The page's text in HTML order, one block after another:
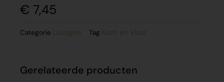
€ 7,45
Categorie Lasagne Tag Kant en klaar
Gerelateerde producten